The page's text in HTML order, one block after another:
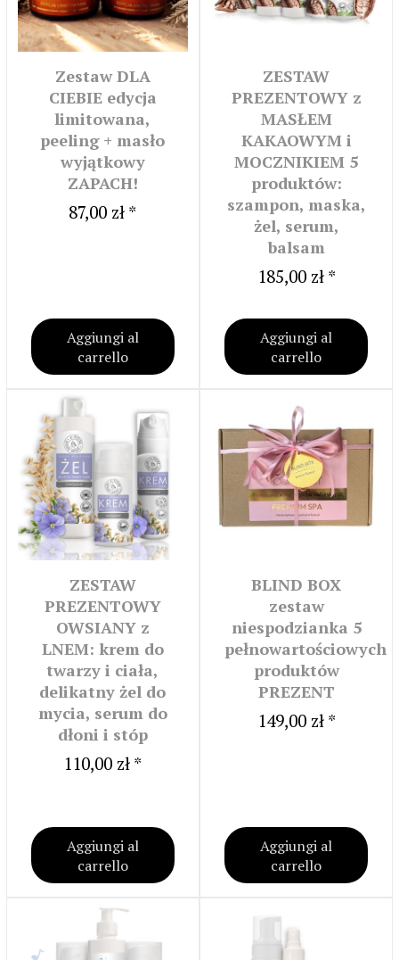
Zestaw DLA
CIEBIE edycja
limitowana,
peeling + masło
wyjątkowy
ZAPACH!
87,00 zł *
Aggiungi al
carrello
ZESTAW
PREZENTOWY z
MASŁEM
KAKAOWYM i
MOCZNIKIEM 5
produktów:
szampon, maska,
żel, serum,
balsam
185,00 zł *
Aggiungi al
carrello
ZESTAW
PREZENTOWY
OWSIANY z
LNEM: krem do
twarzy i ciała,
delikatny żel do
mycia, serum do
dłoni i stóp
110,00 zł *
Aggiungi al
carrello
BLIND BOX
zestaw
niespodzianka 5
pełnowartościowych
produktów
PREZENT
149,00 zł *
Aggiungi al
carrello